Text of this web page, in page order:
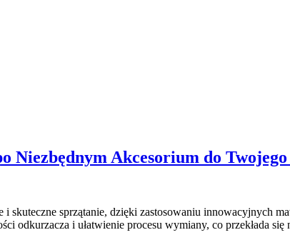
Akcesorium do
sprzątanie, dzięki zastosowaniu innowacyjnych
odkurzacza i ułatwienie procesu wymiany, co przekłada się